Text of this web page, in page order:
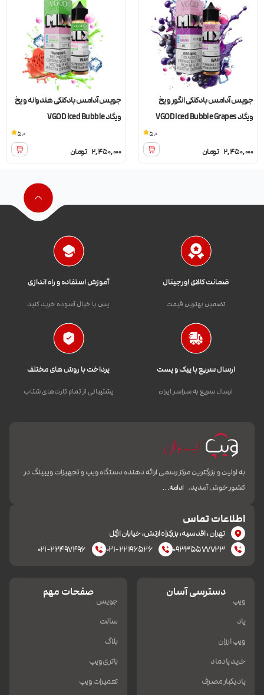
جویس آدامس بادکنکی انگور و یخ
ویگاد VGOD Iced Bubble Grapes
2,450,000 تومان
5.0
جویس آدامس بادکنکی هندوانه و یخ
ویگاد VGOD Iced Bubble
2,450,000 تومان
5.0
ضمانت کالای اورجینال
تضمین بهترین قیمت
آموزش استفاده و راه اندازی
پس با خیال آسوده خرید کنید
ارسال سریع با پیک و پست
ارسال سریع به سراسر ایران
پرداخت با روش های مختلف
پشتیبانی از تمام کارت‌های شتاب
به اولین و بزرگترین مرکز رسمی ارائه دهنده دستگاه ویپ و تجهیزات ویپینگ در
کشور خوش آمدید. ادامه…
اطلاعات تماس
تهران، اقدسیه، بزرکراه ارتش، خیابان ازگل
۰۹۳۳۵۵۷۷۷۲۳
۰۲۱-۲۲۱۹۶۵۲۶ ۰۲۱-۲۲۴۹۷۴۹۶
دسترسی آسان
ویپ
پاد
ویپ ارزان
خرید پادماد
پاد یکبار مصرف
صفحات مهم
جویس
سالت
بلاگ
باتری ویپ
تعمیرات ویپ